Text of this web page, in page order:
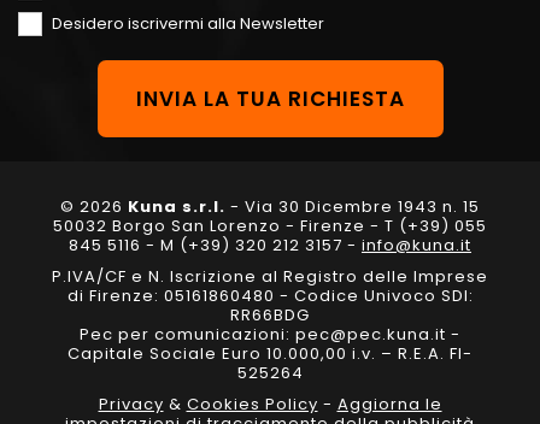
Desidero iscrivermi alla Newsletter
© 2026 Kuna s.r.l. - Via 30 Dicembre 1943 n. 15
50032 Borgo San Lorenzo - Firenze - T (+39) 055
845 5116 - M (+39) 320 212 3157 - info@kuna.it
P.IVA/CF e N. Iscrizione al Registro delle Imprese
di Firenze: 05161860480 - Codice Univoco SDI:
RR66BDG
Pec per comunicazioni: pec@pec.kuna.it -
Capitale Sociale Euro 10.000,00 i.v. – R.E.A. FI-
525264
Privacy & Cookies Policy - Aggiorna le